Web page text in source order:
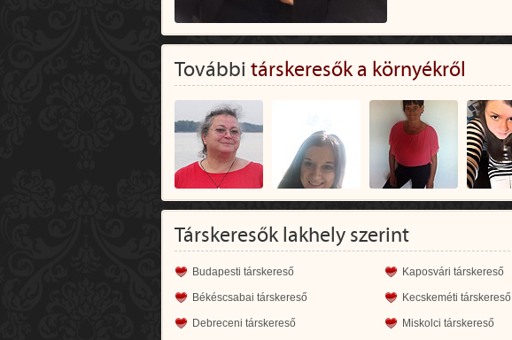
További társkeresők a környékről
Társkeresők lakhely szerint
Budapesti társkereső Kaposvári társkereső
Békéscsabai társkereső Kecskeméti társkereső
Debreceni társkereső Miskolci társkereső